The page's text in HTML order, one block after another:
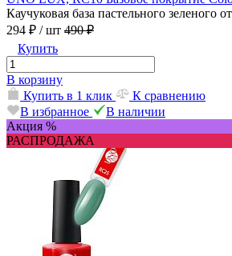
Каучуковая база пастельного зеленого
294 ₽ / шт 490 ₽
Купить
В корзину
Купить в 1 клик
К сравнению
В избранное
В наличии
Акция %
РАСПРОДАЖА